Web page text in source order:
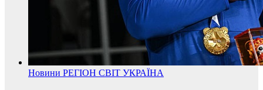
Новини РЕГІОН СВІТ УКРАЇНА